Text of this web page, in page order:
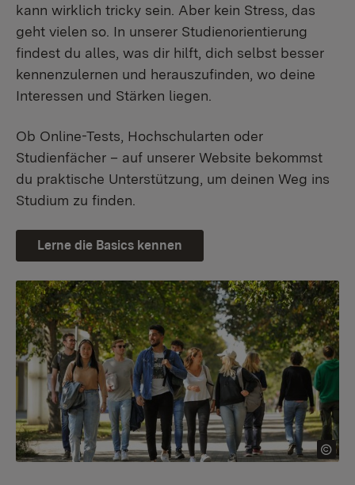
kann wirklich tricky sein. Aber kein Stress, das
geht vielen so. In unserer Studienorientierung
findest du alles, was dir hilft, dich selbst besser
kennenzulernen und herauszufinden, wo deine
Interessen und Stärken liegen.
Ob Online-Tests, Hochschularten oder
Studienfächer – auf unserer Website bekommst
du praktische Unterstützung, um deinen Weg ins
Studium zu finden.
Lerne die Basics kennen